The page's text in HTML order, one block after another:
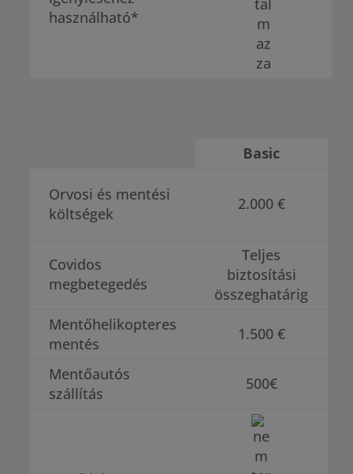
használható*
Basic
Orvosi és mentési
költségek
2.000 €
Covidos
megbetegedés
Teljes
biztosítási
összeghatárig
Mentőhelikopteres
mentés
1.500 €
Mentőautós
szállítás
500€